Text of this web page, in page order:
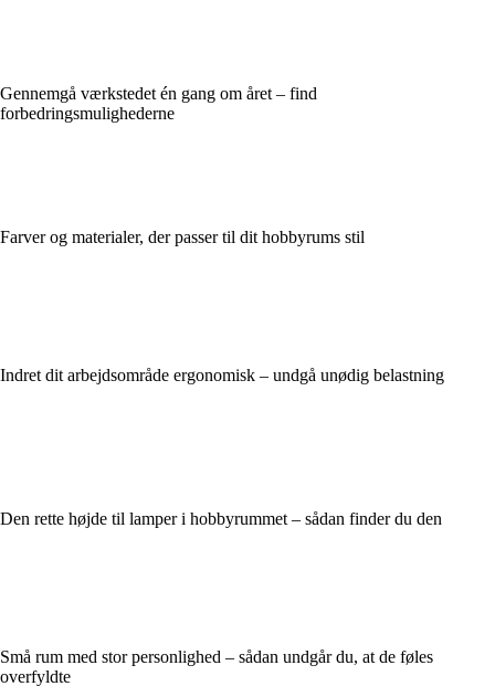
Gennemgå værkstedet én gang om året – find
forbedringsmulighederne
Farver og materialer, der passer til dit hobbyrums stil
Indret dit arbejdsområde ergonomisk – undgå unødig belastning
Den rette højde til lamper i hobbyrummet – sådan finder du den
Små rum med stor personlighed – sådan undgår du, at de føles
overfyldte